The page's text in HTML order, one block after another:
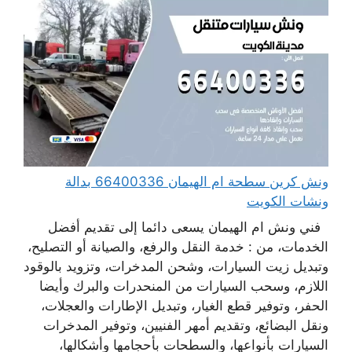
ونش كرين سطحة ام الهيمان 66400336 بدالة
ونشات الكويت
فني ونش ام الهيمان يسعى دائما إلى تقديم أفضل
الخدمات، من : خدمة النقل والرفع، والصيانة أو التصليح،
وتبديل زيت السيارات، وشحن المدخرات، وتزويد بالوقود
اللازم، وسحب السيارات من المنحدرات والبرك وأيضا
الحفر، وتوفير قطع الغيار، وتبديل الإطارات والعجلات،
ونقل البضائع، وتقديم أمهر الفنيين، وتوفير المدخرات
السيارات بأنواعها، والسطحات بأحجامها وأشكالها،